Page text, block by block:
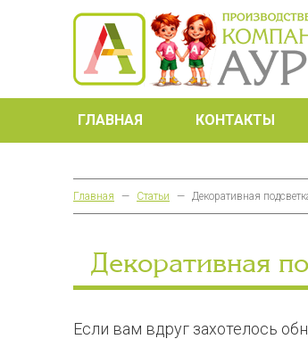
ГЛАВНАЯ КОНТАКТЫ
Главная — Статьи — Декоративная
Декоративная
Если вам вдруг захотелось